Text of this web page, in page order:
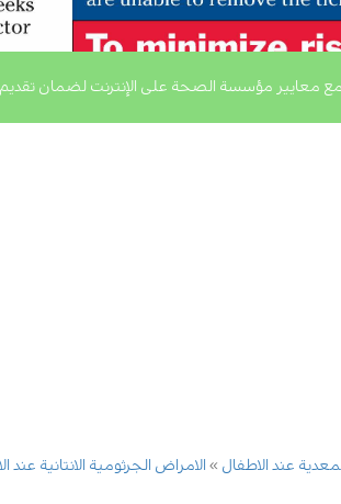
معايير مؤسسة الصحة على الإنترنت لضمان
عند الاطفال الامراض الجرثومية الانتانية عند